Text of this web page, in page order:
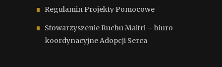
Regulamin Projekty Pomocowe
Stowarzyszenie Ruchu Maitri – biuro
koordynacyjne Adopcji Serca